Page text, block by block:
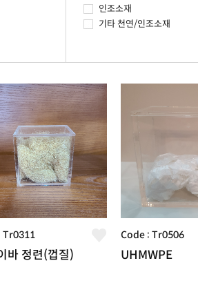
인조소재
기타 천연/인조소재
Tr0311
바 정련(껍질)
Code : Tr0506
UHMWPE